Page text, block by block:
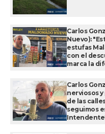
Carlos
Nuevo):
estufas
con el
marca la
Carlos
nerviosos
de las
seguimos